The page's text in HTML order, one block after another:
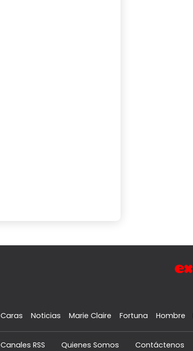
Caras Noticias Marie Claire Fortuna Hombre
Canales RSS Quienes Somos Contáctenos